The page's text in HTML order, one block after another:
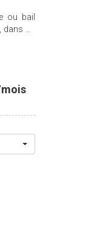
ou bail
un
DEUX
WC
storage
mois